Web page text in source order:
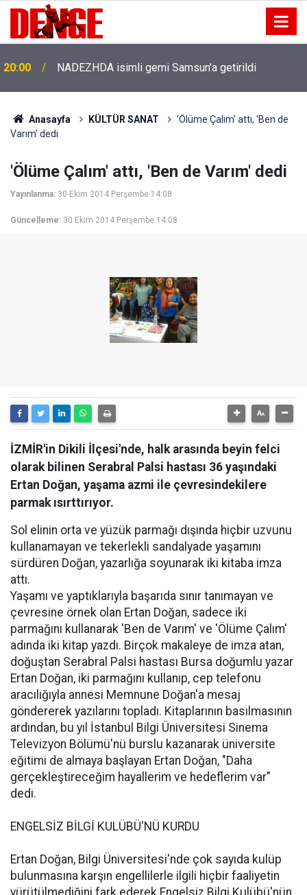
20:00 NADEZHDA isimli gemi Samsun'a getirildi
Anasayfa KÜLTÜR SANAT
'Ölüme Çalım' attı, 'Ben de
Varım' dedi
'Ölüme Çalım' attı, 'Ben de Varım' dedi
Yayınlanma: 30 Ekim 2014 Perşembe 14:08
Güncelleme: 30 Ekim 2014 Perşembe 14:08
İZMİR'in Dikili İlçesi'nde, halk arasında beyin felci
olarak bilinen Serabral Palsi hastası 36 yaşındaki
Ertan Doğan, yaşama azmi ile çevresindekilere
parmak ısırttırıyor.
Sol elinin orta ve yüzük parmağı dışında hiçbir uzvunu
kullanamayan ve tekerlekli sandalyade yaşamını
sürdüren Doğan, yazarlığa soyunarak iki kitaba imza
attı.
Yaşamı ve yaptıklarıyla başarıda sınır tanımayan ve
çevresine örnek olan Ertan Doğan, sadece iki
parmağını kullanarak 'Ben de Varım' ve 'Ölüme Çalım'
adında iki kitap yazdı. Birçok makaleye de imza atan,
doğuştan Serabral Palsi hastası Bursa doğumlu yazar
Ertan Doğan, iki parmağını kullanıp, cep telefonu
aracılığıyla annesi Memnune Doğan'a mesaj
göndererek yazılarını topladı. Kitaplarının basılmasının
ardından, bu yıl İstanbul Bilgi Üniversitesi Sinema
Televizyon Bölümü'nü burslu kazanarak üniversite
eğitimi de almaya başlayan Ertan Doğan, "Daha
gerçekleştireceğim hayallerim ve hedeflerim var"
dedi.
ENGELSİZ BİLGİ KULÜBÜ'NÜ KURDU
Ertan Doğan, Bilgi Üniversitesi'nde çok sayıda kulüp
bulunmasına karşın engellilerle ilgili hiçbir faaliyetin
yürütülmediğini fark ederek Engelsiz Bilgi Kulübü'nün